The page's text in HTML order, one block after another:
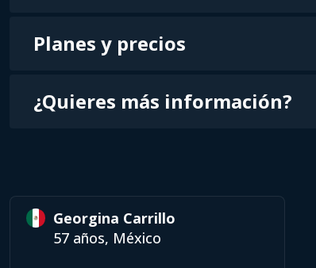
Planes y precios
¿Quieres más información?
Georgina Carrillo
57 años, México